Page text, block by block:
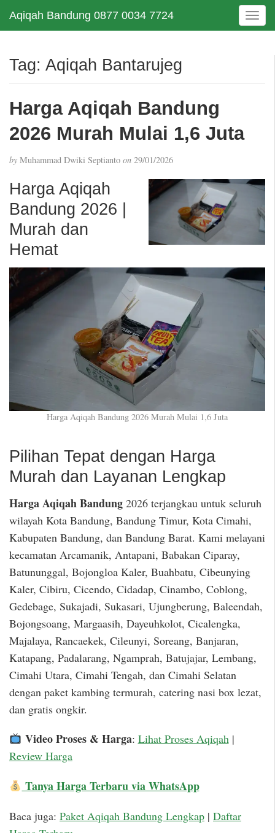
Aqiqah Bandung 0877 0034 7724
T
o
e
t
Tag: Aqiqah Bantarujeg
Harga Aqiqah Bandung
2026 Murah Mulai 1,6 Juta
by Muhammad Dwiki Septianto on 29/01/2026
Harga Aqiqah
Bandung 2026 |
Murah dan
Hemat
Harga Aqiqah Bandung 2026 Murah Mulai 1,6 Juta
Pilihan Tepat dengan Harga
Murah dan Layanan Lengkap
Harga Aqiqah Bandung 2026 terjangkau untuk seluruh
wilayah Kota Bandung, Bandung Timur, Kota Cimahi,
Kabupaten Bandung, dan Bandung Barat. Kami melayani
kecamatan Arcamanik, Antapani, Babakan Ciparay,
Batununggal, Bojongloa Kaler, Buahbatu, Cibeunying
Kaler, Cibiru, Cicendo, Cidadap, Cinambo, Coblong,
Gedebage, Sukajadi, Sukasari, Ujungberung, Baleendah,
Bojongsoang, Margaasih, Dayeuhkolot, Cicalengka,
Majalaya, Rancaekek, Cileunyi, Soreang, Banjaran,
Katapang, Padalarang, Ngamprah, Batujajar, Lembang,
Cimahi Utara, Cimahi Tengah, dan Cimahi Selatan
dengan paket kambing termurah, catering nasi box lezat,
dan gratis ongkir.
Video Proses & Harga: Lihat Proses Aqiqah|
Review Harga
Tanya Harga Terbaru via WhatsApp
Baca juga: Paket Aqiqah Bandung Lengkap | Daftar